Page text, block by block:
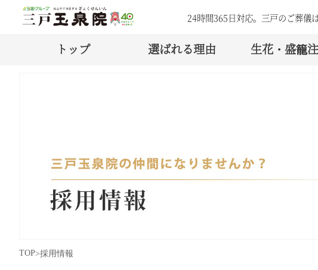
24時間365日対応。三戸のご葬儀
トップ 選ばれる理由 生花・盛籠
TOP 採用情報